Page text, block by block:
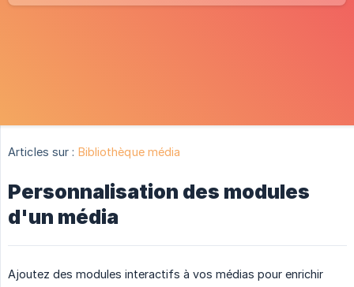
Articles sur : Bibliothèque média
Personnalisation des modules
d'un média
Ajoutez des modules interactifs à vos médias pour enrichir